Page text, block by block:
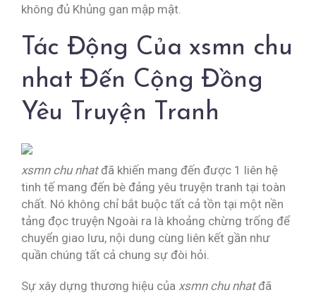
không đủ Khủng gan mập mật.
Tác Động Của xsmn chu
nhat Đến Cộng Đồng
Yêu Truyện Tranh
xsmn chu nhatđã khiến mang đến được 1 liên hệ
tinh tế mang đến bè đảng yêu truyện tranh tại toàn
chất. Nó không chỉ bắt buộc tất cả tồn tại một nền
tảng đọc truyện Ngoài ra là khoảng chừng trống để
chuyển giao lưu, nội dung cùng liên kết gần như
quần chúng tất cả chung sự đòi hỏi.
Sự xây dựng thương hiệu của xsmn chu nhatđã